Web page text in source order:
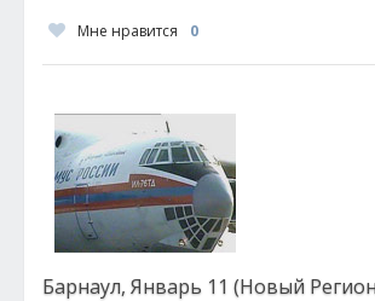
Мне нравится 0
Барнаул, Январь 11 (Новый